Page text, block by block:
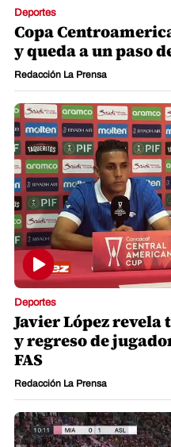
Deportes
Copa
y queda a un paso
Redacción La Prensa
Deportes
Javier López revela
y regreso de
FAS
Redacción La Prensa